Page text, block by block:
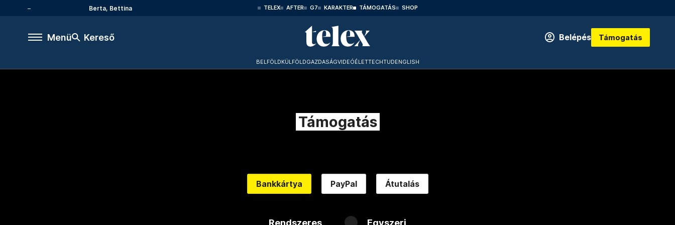
Berta, Bettina TELEX AFTER G7 KARAKTER TÁMOGATÁS SHOP
Menü Kereső Belépés Támogatás
BELFÖLDKÜLFÖLDGAZDASÁGVIDEÓÉLETTECHTUDENGLISH
Támogatás
Bankkártya PayPal Átutalás
Rendszeres Egyszeri